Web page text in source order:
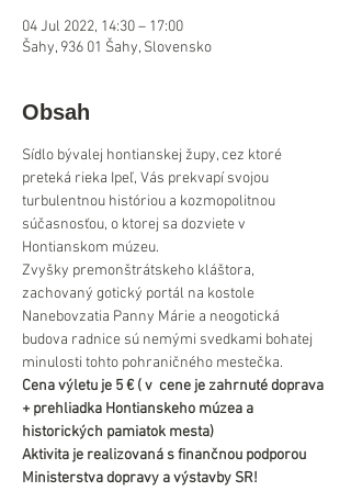
04 Jul 2022, 14:30 – 17:00
Šahy, 936 01 Šahy, Slovensko
Obsah
Sídlo bývalej hontianskej župy, cez ktoré
preteká rieka Ipeľ, Vás prekvapí svojou
turbulentnou históriou a kozmopolitnou
súčasnosťou, o ktorej sa dozviete v
Hontianskom múzeu.
Zvyšky premonštrátskeho kláštora,
zachovaný gotický portál na kostole
Nanebovzatia Panny Márie a neogotická
budova radnice sú nemými svedkami bohatej
minulosti tohto pohraničného mestečka.
Cena výletu je 5 € ( v  cene je zahrnuté doprava
+ prehliadka Hontianskeho múzea a
historických pamiatok mesta)
Aktivita je realizovaná s finančnou podporou
Ministerstva dopravy a výstavby SR!